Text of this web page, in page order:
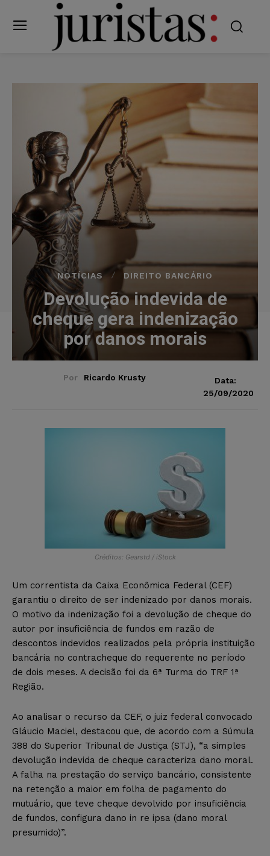
NOTÍCIAS DIREITO BANCÁRIO
Devolução indevida de
cheque gera indenização
por danos morais
Por Ricardo Krusty
Data:
25/09/2020
Créditos: Gearstd / iStock
Um correntista da Caixa Econômica Federal (CEF)
garantiu o direito de ser indenizado por danos morais.
O motivo da indenização foi a devolução de cheque do
autor por insuficiência de fundos em razão de
descontos indevidos realizados pela própria instituição
bancária no contracheque do requerente no período
de dois meses. A decisão foi da 6ª Turma do TRF 1ª
Região.
Ao analisar o recurso da CEF, o juiz federal convocado
Gláucio Maciel, destacou que, de acordo com a Súmula
388 do Superior Tribunal de Justiça (STJ), “a simples
devolução indevida de cheque caracteriza dano moral.
A falha na prestação do serviço bancário, consistente
na retenção a maior em folha de pagamento do
mutuário, que teve cheque devolvido por insuficiência
de fundos, configura dano in re ipsa (dano moral
presumido)”.